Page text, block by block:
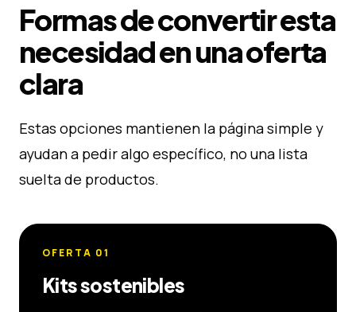
Formas de convertir esta
necesidad en una oferta
clara
Estas opciones mantienen la página simple y
ayudan a pedir algo específico, no una lista
suelta de productos.
OFERTA 01
Kits sostenibles